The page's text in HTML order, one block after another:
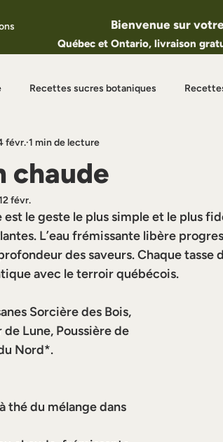
Bienvenue sur
Québec et Ontario, livraison
Recettes sucres botaniques
en vedette
chaude
févr. 1 min de lecture
févr.
est le geste le plus simple et le plus
L’eau frémissante libère
des saveurs. Chaque tasse
avec le terroir québécois.
Sorcière des Bois,
Lune, Poussière de
Nord*.
thé du mélange dans